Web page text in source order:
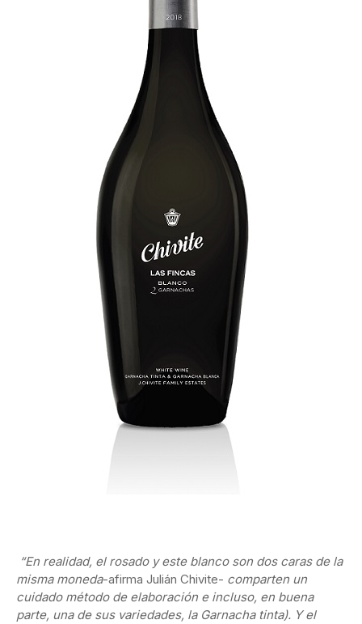
“En realidad, el rosado y este blanco son dos caras de la
misma moneda-afirma Julián Chivite- comparten un
cuidado método de elaboración e incluso, en buena
parte, una de sus variedades, la Garnacha tinta). Y el